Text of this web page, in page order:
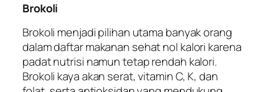
Brokoli
Brokoli menjadi pilihan utama banyak orang
dalam daftar makanan sehat nol kalori karena
padat nutrisi namun tetap rendah kalori.
Brokoli kaya akan serat, vitamin C, K, dan